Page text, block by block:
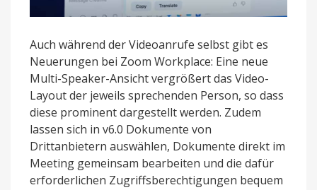
Auch während der Videoanrufe selbst gibt es
Neuerungen bei Zoom Workplace: Eine neue
Multi-Speaker-Ansicht vergrößert das Video-
Layout der jeweils sprechenden Person, so dass
diese prominent dargestellt werden. Zudem
lassen sich in v6.0 Dokumente von
Drittanbietern auswählen, Dokumente direkt im
Meeting gemeinsam bearbeiten und die dafür
erforderlichen Zugriffsberechtigungen bequem